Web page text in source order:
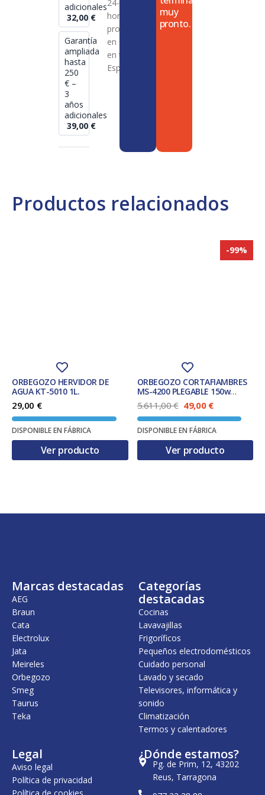
Productos relacionados
ORBEGOZO HERVIDOR DE
AGUA KT-5010 1L.
29,00 €
DISPONIBLE EN FÁBRICA
Ver producto
-99%
ORBEGOZO CORTAFIAMBRES
MS-4200 PLEGABLE 150w
BLANCA
5.611,00€ E
l
p
r
c
g
a
:
5
1
,
0
0
€
49,00 €E
l
p
r
e
c
u
DISPONIBLE EN FÁBRICA
Ver producto
adicionales
32,00 €
Garantía
ampliada
hasta
250
€ –
3
años
adicionales
39,00 €
24-72
horas en
productos
en stock
en toda
España
muy
pronto.
Marcas destacadas
AEG
Braun
Cata
Electrolux
Jata
Meireles
Orbegozo
Smeg
Taurus
Teka
Categorías
destacadas
Cocinas
Lavavajillas
Frigoríficos
Pequeños electrodomésticos
Cuidado personal
Lavado y secado
Televisores, informática y
sonido
Climatización
Termos y calentadores
Legal
Aviso legal
Política de privacidad
¿Dónde estamos?
Pg. de Prim, 12, 43202
Reus, Tarragona